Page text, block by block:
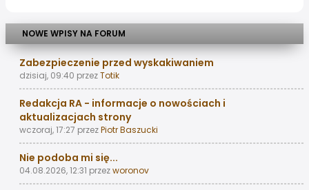
NOWE WPISY NA FORUM
Zabezpieczenie przed wyskakiwaniem
dzisiaj, 09:40 przezTotik
Redakcja RA - informacje o nowościach i
aktualizacjach strony
wczoraj, 17:27 przezPiotr Baszucki
Nie podoba mi się...
04.08.2026, 12:31 przezworonov